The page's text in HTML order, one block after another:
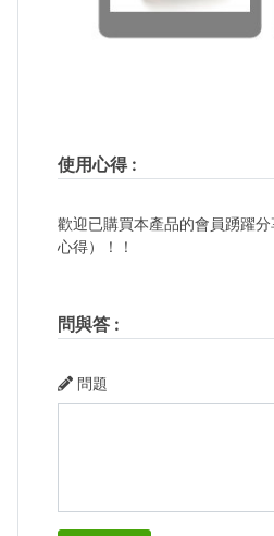
使用心得:
歡迎已購買本產品的會員踴躍
心得）！！
問與答:
問題